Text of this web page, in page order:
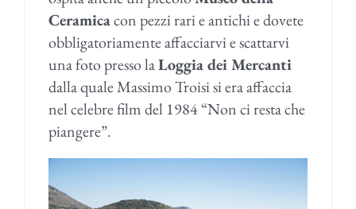
Ceramicacon pezzi rari e antichi e dovete
obbligatoriamente affacciarvi e scattarvi
una foto presso laLoggia dei Mercanti
dalla quale Massimo Troisi si era affaccia
nel celebre film del 1984 “Non ci resta che
piangere”.